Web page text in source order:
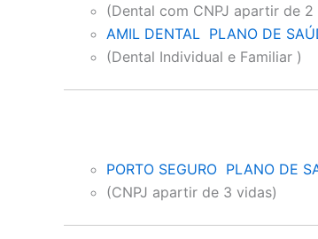
(Dental com CNPJ apartir de 2
AMIL DENTAL PLANO DE
(Dental Individual e Familiar )
PORTO SEGURO PLANO DE
(CNPJ apartir de 3 vidas)